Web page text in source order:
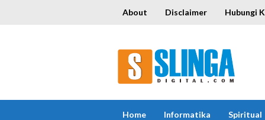
About Disclaimer Hubungi
Home Informatika Spiritual